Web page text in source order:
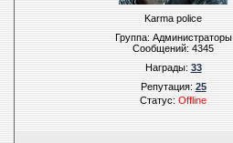
Karma police
Группа: Администраторы
Сообщений:4345
Награды:33
Репутация:25
Статус:Offline